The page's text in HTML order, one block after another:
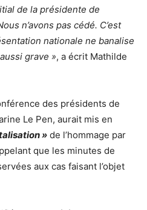
de la présidente de
n’avons pas cédé. C’est
nationale ne banalise
grave », a écrit Mathilde
des présidents de
Le Pen, aurait mis en
» de l’hommage par
que les minutes de
aux cas faisant l’objet